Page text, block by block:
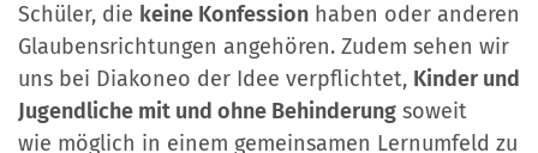
Schüler, die keine Konfession haben oder anderen
Glaubensrichtungen angehören. Zudem sehen wir
uns bei Diakoneo der Idee verpflichtet, Kinder und
Jugendliche mit und ohne Behinderung soweit
wie möglich in einem gemeinsamen Lernumfeld zu